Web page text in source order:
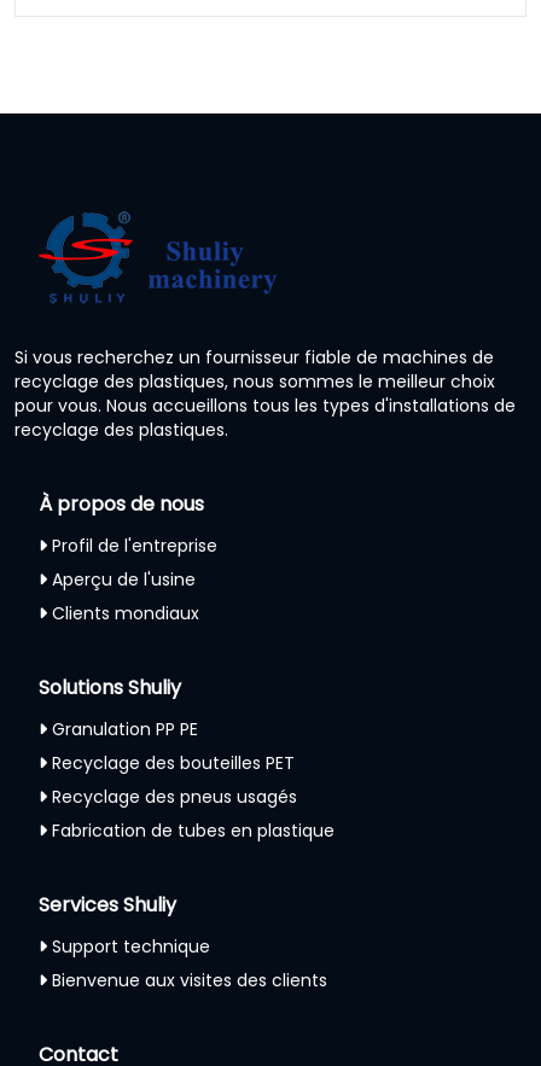
Si vous recherchez un fournisseur fiable de machines de
recyclage des plastiques, nous sommes le meilleur choix
pour vous. Nous accueillons tous les types d'installations de
recyclage des plastiques.
À propos de nous
Profil de l'entreprise
Aperçu de l'usine
Clients mondiaux
Solutions Shuliy
Granulation PP PE
Recyclage des bouteilles PET
Recyclage des pneus usagés
Fabrication de tubes en plastique
Services Shuliy
Support technique
Bienvenue aux visites des clients
Contact